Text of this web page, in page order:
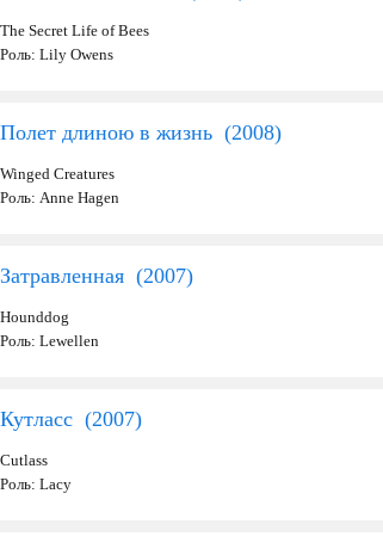
The Secret Life of Bees
Роль: Lily Owens
Полет длиною в жизнь (2008)
Winged Creatures
Роль: Anne Hagen
Затравленная (2007)
Hounddog
Роль: Lewellen
Кутласс (2007)
Cutlass
Роль: Lacy